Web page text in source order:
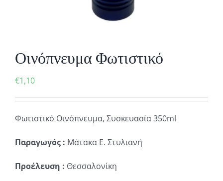
Οινόπνευμα Φωτιστικό
€1,10
Φωτιστικό Οινόπνευμα, Συσκευασία 350ml
Παραγωγός : Μάτακα Ε. Στυλιανή
Προέλευση : Θεσσαλονίκη